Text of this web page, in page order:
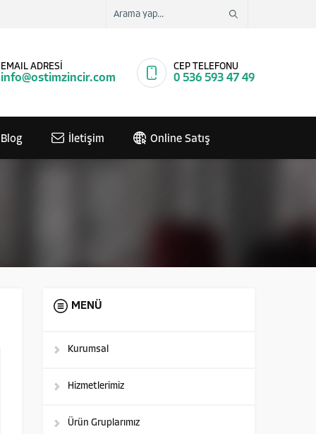
EMAIL ADRESİ
info@ostimzincir.com
CEP TELEFONU
0 536 593 47 49
Blog İletişim Online Satış
MENÜ
Kurumsal
Hizmetlerimiz
Ürün Gruplarımız